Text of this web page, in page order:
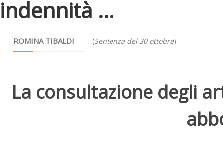
indennità ...
ROMINA TIBALDI (Sentenza del 30 ottobre)
La consultazione degli